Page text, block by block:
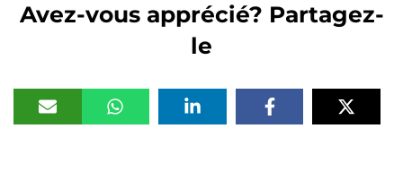
Avez-vous apprécié? Partagez-
le